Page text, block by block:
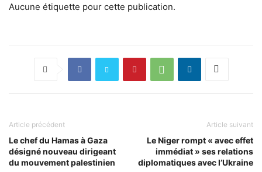
Aucune étiquette pour cette publication.
Article précédent
Le chef du Hamas à Gaza
désigné nouveau dirigeant
du mouvement palestinien
Article suivant
Le Niger rompt « avec effet
immédiat » ses relations
diplomatiques avec l’Ukraine